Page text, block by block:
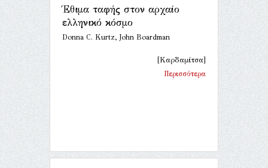
Έθιμα ταφής στον αρχαίο
ελληνικό κόσμο
Donna C. Kurtz, John Boardman
[Καρδαμίτσα]
Περισσότερα